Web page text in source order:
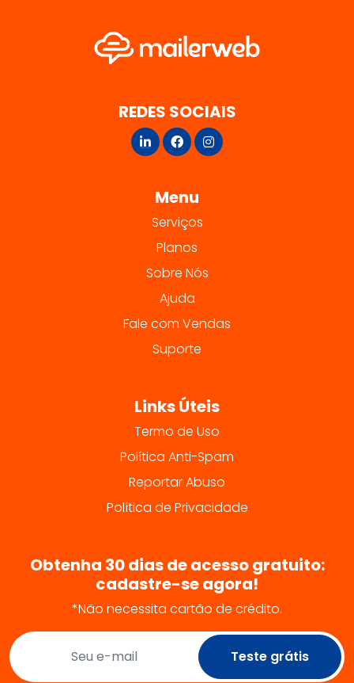
REDES SOCIAIS
Menu
Serviços
Planos
Sobre Nós
Ajuda
Fale com Vendas
Suporte
Links Úteis
Termo de Uso
Política Anti-Spam
Reportar Abuso
Política de Privacidade
Obtenha 30 dias de acesso gratuito:
cadastre-se agora!
*Não necessita cartão de crédito.
Teste grátis